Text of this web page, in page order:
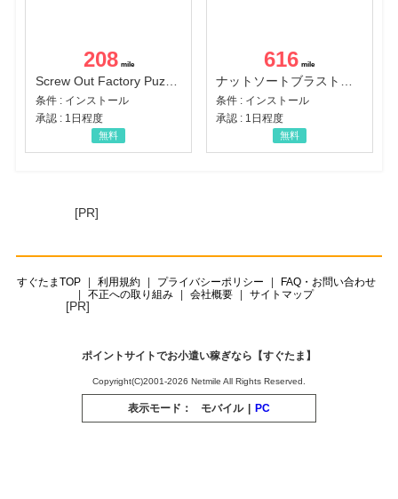
208
Screw Out Factory Puzzle 3D（経験値バーのマイルストーンを5にする（ユーザーレベル5に到達する））（Android）
条件 : インストール
承認 : 1日程度
無料
616
条件 : インストール
承認 : 1日程度
無料
[PR]
すぐたまTOP 利用規約 プライバシーポリシー
FAQ・お問い合わせ
不正への取り組み
会社概要 サイトマップ
[PR]
ポイントサイトでお小遣い稼ぎなら【すぐたま】
Copyright(C)2001-2026 Netmile All Rights Reserved.
表示モード： モバイル | PC